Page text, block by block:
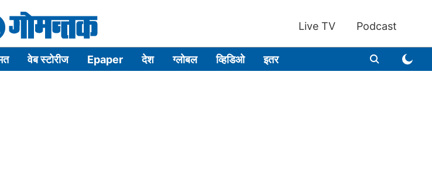
Live TV Podcast
वेब स्टोरीज Epaper देश ग्लोबल व्हिडिओ इतर